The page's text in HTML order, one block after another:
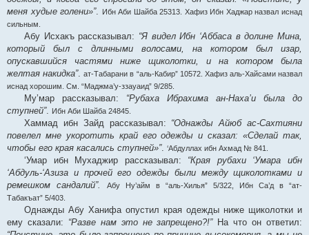
меня худые голени»”. Ибн Аби Шайба 25313. Хафиз Ибн Хаджар назвал иснад
сильным.
Абу Исхакъ рассказывал: “Я видел Ибн ‘Аббаса в долине Мина,
который был с длинными волосами, на котором был изар,
опускавшийся частями ниже щиколотки, и на котором была
желтая накидка”.ат-Табарани в “аль-Кабир” 10572. Хафиз аль-Хайсами назвал
иснад хорошим. См. “Маджма’у-ззауаид” 9/285.
Му’мар рассказывал: “Рубаха Ибрахима ан-Наха’и была до
ступней”. Ибн Аби Шайба 24845.
Хаммад ибн Зайд рассказывал: “Однажды Айюб ас-Сахтияни
повелел мне укоротить край его одежды и сказал: «Сделай так,
чтобы его края касались ступней»”. ‘Абдуллах ибн Ахмад № 841.
‘Умар ибн Мухаджир рассказывал: “Края рубахи ‘Умара ибн
‘Абдуль-‘Азиза и прочей его одежды были между щиколотками и
ремешком сандалий”.
Абу Ну’айм в “аль-Хилья” 5/322, Ибн Са’д в “ат-
Табакъат” 5/403.
Однажды Абу Ханифа опустил края одежды ниже щиколотки и
ему сказали: “Разве нам это не запрещено?!”На что он ответил: